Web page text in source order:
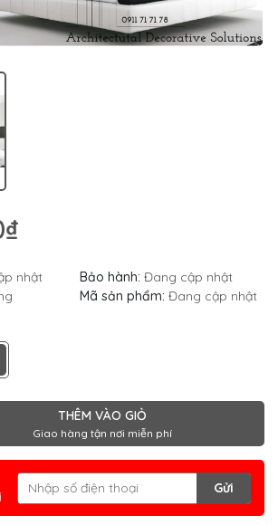
nhật Bảo hành: Đang cập nhật
Mã sản phẩm: Đang cập nhật
THÊM VÀO GIỎ
Giao hàng tận nơi miễn phí
Gửi